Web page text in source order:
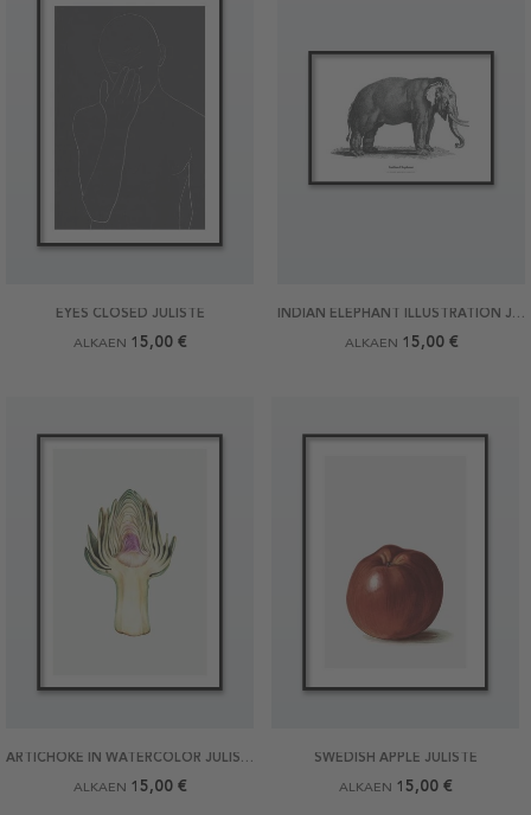
EYES CLOSED JULISTE
ALKAEN 15,00 €
ALKAEN 15,00 €
ARTICHOKE IN WATERCOLOR JULISTE
ALKAEN 15,00 €
SWEDISH APPLE JULISTE
ALKAEN 15,00 €